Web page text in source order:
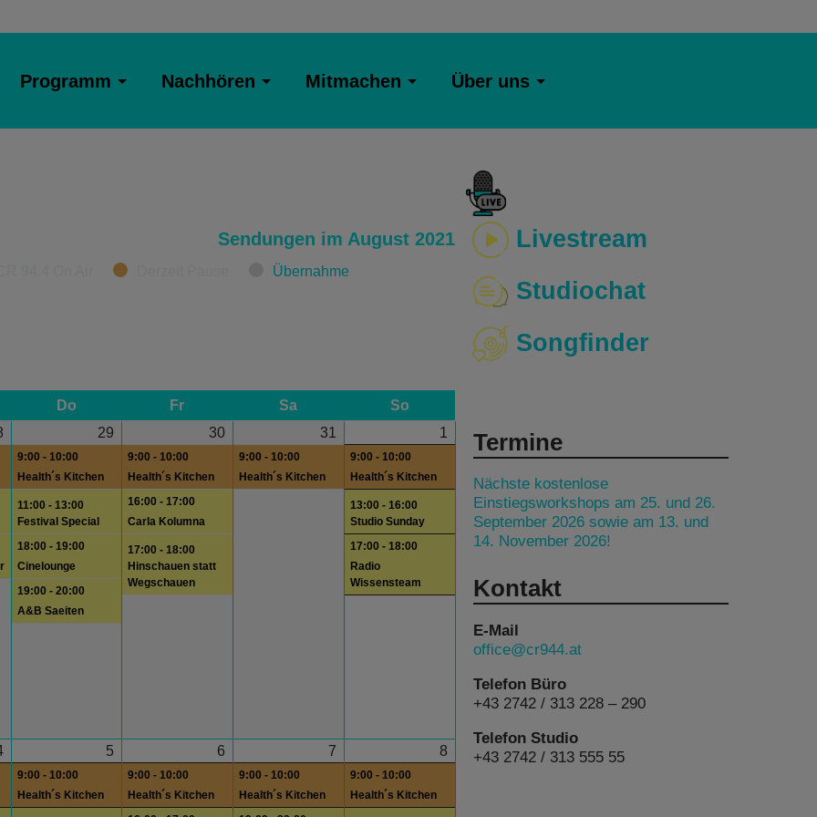
Programm Nachhören Mitmachen Über uns
Sendungen im August 2021
Übernahme
Do Fr Sa
So
29
9:00 - 10:00
Health´s Kitchen
11:00 - 13:00
Festival Special
18:00 - 19:00
Cinelounge
19:00 - 20:00
A&B Saeiten
30
9:00 - 10:00
Health´s Kitchen
16:00 - 17:00
Carla Kolumna
17:00 - 18:00
Hinschauen statt
Wegschauen
31
9:00 - 10:00
Health´s Kitchen
1
9:00 - 10:00
Health´s Kitchen
13:00 - 16:00
Studio Sunday
17:00 - 18:00
Radio
Wissensteam
5
9:00 - 10:00
Health´s Kitchen
6
9:00 - 10:00
Health´s Kitchen
7
9:00 - 10:00
Health´s Kitchen
8
9:00 - 10:00
Health´s Kitchen
Livestream
Studiochat
Songfinder
Termine
Nächste kostenlose
Einstiegsworkshops am 25. und 26.
September 2026 sowie am 13. und
14. November 2026!
Kontakt
E-Mail
office@cr944.at
Telefon Büro
+43 2742 / 313 228 – 290
Telefon Studio
+43 2742 / 313 555 55